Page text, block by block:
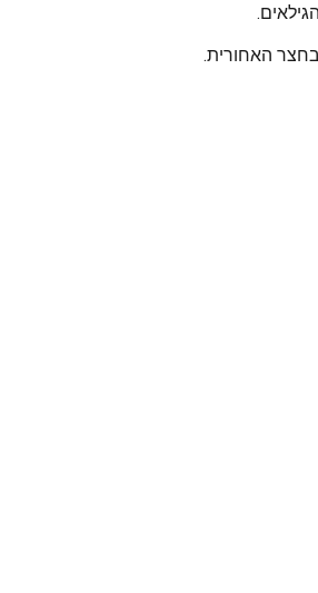
בחצר האחורית.